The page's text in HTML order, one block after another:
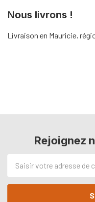
Nous livrons !
Livraison en Mauricie,
Rejoignez
de
courriel